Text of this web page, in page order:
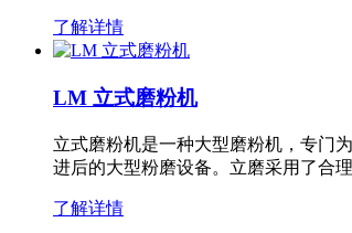
了解详情
LM 立式磨粉机
立式磨粉机是一种大型磨粉机，专门
进后的大型粉磨设备。立磨采用了合
了解详情